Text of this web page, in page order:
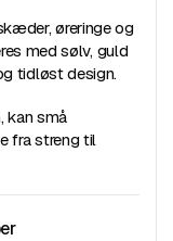
øreringe og
med sølv, guld
tidløst design.
kan små
fra streng til